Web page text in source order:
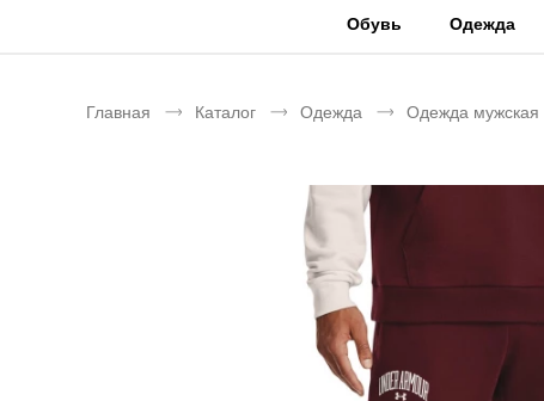
Обувь Одежда
Главная Каталог Одежда Одежда мужская